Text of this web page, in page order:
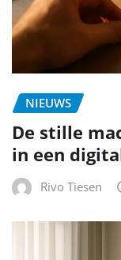
NIEUWS
De stille
in een
Rivo Tiesen